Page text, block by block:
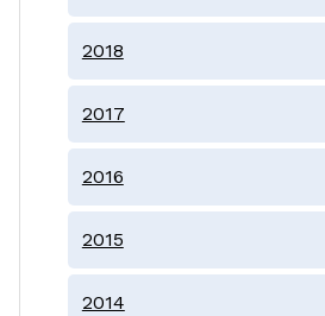
2018
2017
2016
2015
2014